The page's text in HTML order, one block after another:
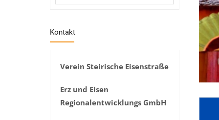
Kontakt
Verein Steirische Eisenstraße
Erz und Eisen
Regionalentwicklungs GmbH